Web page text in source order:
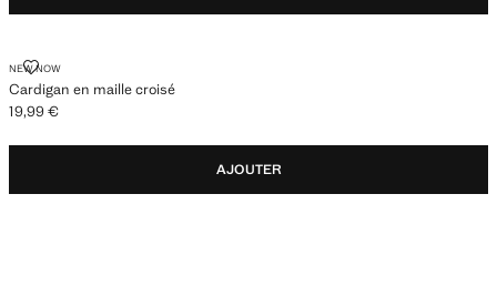
NEW NOW
Cardigan en maille croisé
CARDIGAN EN MAILLE CROISÉ
Prix actuel [19,99 € ]
19,99 €
AJOUTER